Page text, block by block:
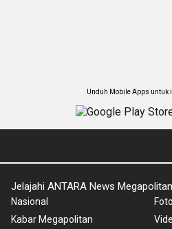
Unduh Mobile Apps untuk
Jelajahi ANTARA News Megapolitan
Nasional
Kabar Megapolitan
Foto